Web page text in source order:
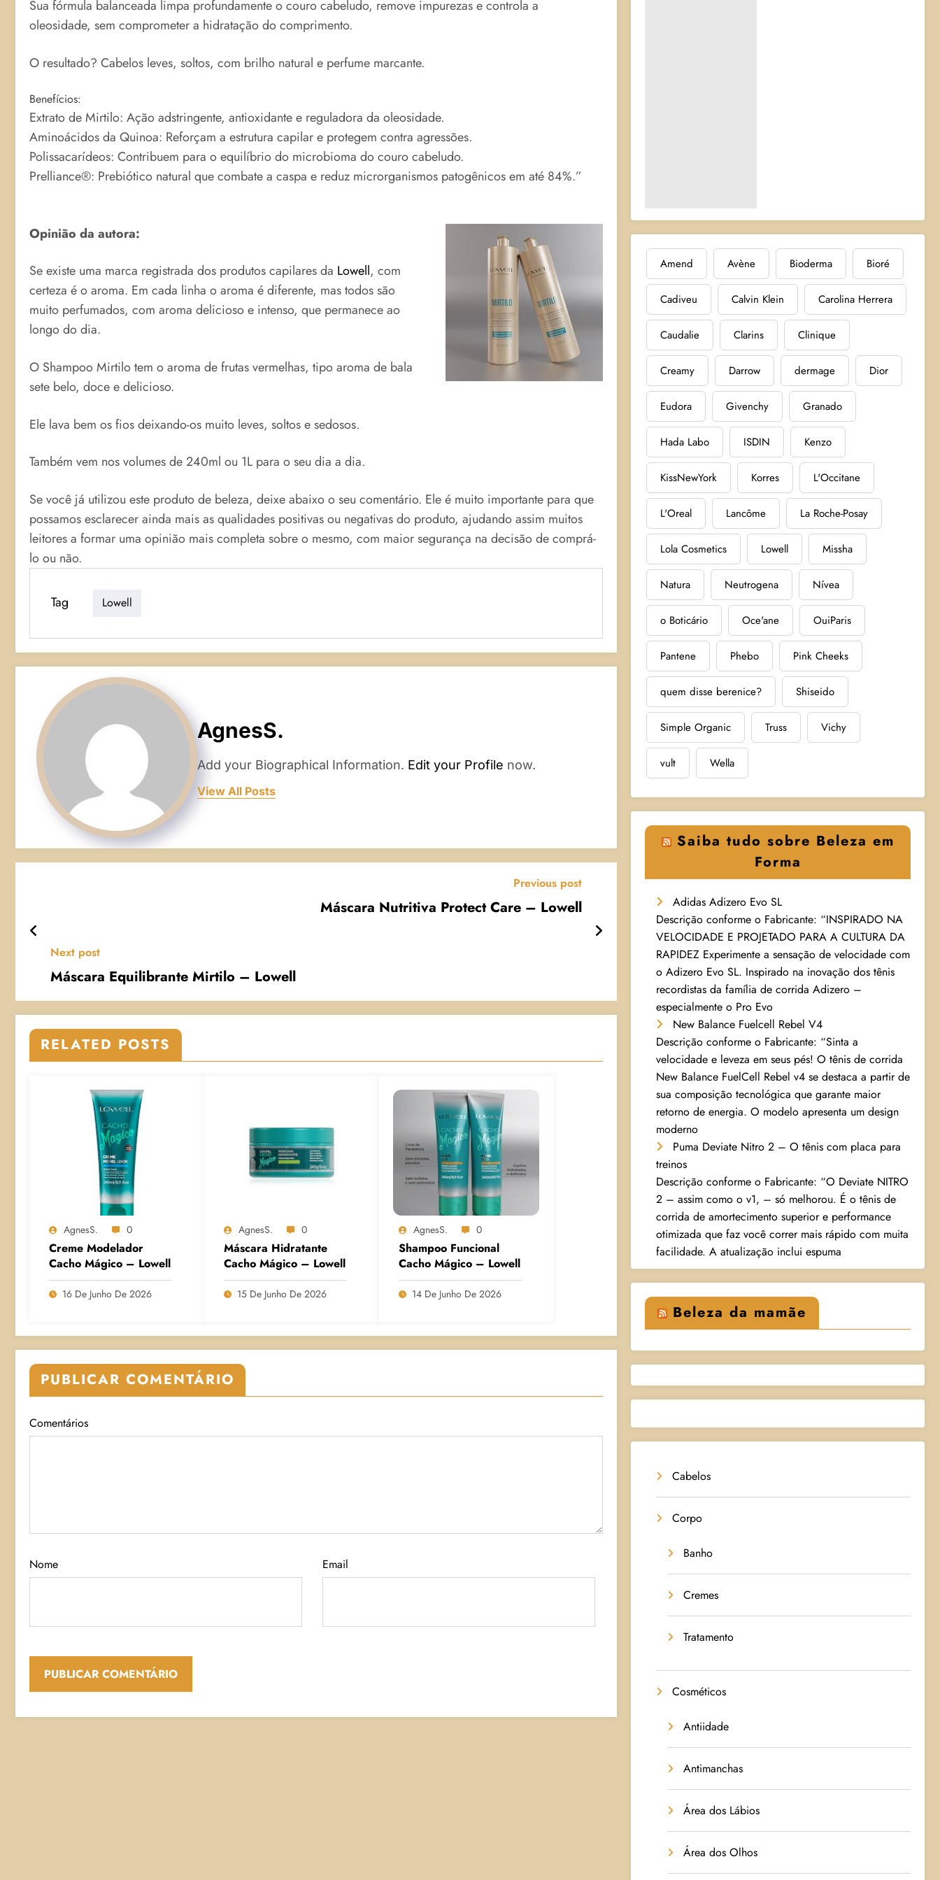
Sua fórmula balanceada limpa profundamente o couro cabeludo, remove impurezas e controla a
oleosidade, sem comprometer a hidratação do comprimento.
O resultado? Cabelos leves, soltos, com brilho natural e perfume marcante.
Benefícios:
Extrato de Mirtilo: Ação adstringente, antioxidante e reguladora da oleosidade.
Aminoácidos da Quinoa: Reforçam a estrutura capilar e protegem contra agressões.
Polissacarídeos: Contribuem para o equilíbrio do microbioma do couro cabeludo.
Prelliance®: Prebiótico natural que combate a caspa e reduz microrganismos patogênicos em até 84%.”
Opinião da autora:
Se existe uma marca registrada dos produtos capilares da Lowell, com
certeza é o aroma. Em cada linha o aroma é diferente, mas todos são
muito perfumados, com aroma delicioso e intenso, que permanece ao
longo do dia.
O Shampoo Mirtilo tem o aroma de frutas vermelhas, tipo aroma de bala
sete belo, doce e delicioso.
Ele lava bem os fios deixando-os muito leves, soltos e sedosos.
Também vem nos volumes de 240ml ou 1L para o seu dia a dia.
Se você já utilizou este produto de beleza, deixe abaixo o seu comentário. Ele é muito importante para que
possamos esclarecer ainda mais as qualidades positivas ou negativas do produto, ajudando assim muitos
leitores a formar uma opinião mais completa sobre o mesmo, com maior segurança na decisão de comprá-
lo ou não.
Tag Lowell
AgnesS.
Add your Biographical Information. Edit your Profile now.
View All Posts
Previous post
Máscara Nutritiva Protect Care – Lowell
Next post
Máscara Equilibrante Mirtilo – Lowell
RELATED POSTS
AgnesS. 0
Creme Modelador
Cacho Mágico – Lowell
16 De Junho De 2026
AgnesS. 0
Máscara Hidratante
Cacho Mágico – Lowell
15 De Junho De 2026
AgnesS. 0
Shampoo Funcional
Cacho Mágico – Lowell
14 De Junho De 2026
PUBLICAR COMENTÁRIO
Comentários
Nome Email
Amend Avène Bioderma Bioré
Cadiveu Calvin Klein Carolina Herrera
Caudalie Clarins Clinique
Creamy Darrow dermage Dior
Eudora Givenchy Granado
Hada Labo ISDIN Kenzo
KissNewYork Korres L'Occitane
L'Oreal Lancôme La Roche-Posay
Lola Cosmetics Lowell Missha
Natura Neutrogena Nívea
o Boticário Oce'ane OuiParis
Pantene Phebo Pink Cheeks
quem disse berenice? Shiseido
Simple Organic Truss Vichy
vult Wella
Saiba tudo sobre Beleza em
Forma
Adidas Adizero Evo SL
Descrição conforme o Fabricante: “INSPIRADO NA
VELOCIDADE E PROJETADO PARA A CULTURA DA
RAPIDEZ Experimente a sensação de velocidade com
o Adizero Evo SL. Inspirado na inovação dos tênis
recordistas da família de corrida Adizero –
especialmente o Pro Evo
New Balance Fuelcell Rebel V4
Descrição conforme o Fabricante: “Sinta a
velocidade e leveza em seus pés! O tênis de corrida
New Balance FuelCell Rebel v4 se destaca a partir de
sua composição tecnológica que garante maior
retorno de energia. O modelo apresenta um design
moderno
Puma Deviate Nitro 2 – O tênis com placa para
treinos
Descrição conforme o Fabricante: “O Deviate NITRO
2 – assim como o v1, – só melhorou. É o tênis de
corrida de amortecimento superior e performance
otimizada que faz você correr mais rápido com muita
facilidade. A atualização inclui espuma
Beleza da mamãe
Cabelos
Corpo
Banho
Cremes
Tratamento
Cosméticos
Antiidade
Antimanchas
Área dos Lábios
Área dos Olhos